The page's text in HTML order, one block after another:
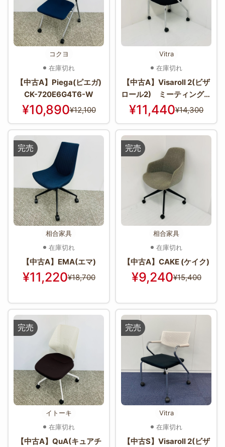
コクヨ
在庫切れ
【中古A】Piega(ピエガ)
CK-720E6G4T6-W
¥10,890¥12,100
Vitra
在庫切れ
【中古A】Visaroll 2(ビザ
ロール2) ミーティングチ
ェア / ブラック
¥11,440¥14,300
完売
相合家具
在庫切れ
【中古A】EMA(エマ)
¥11,220¥18,700
完売
相合家具
在庫切れ
【中古A】CAKE (ケイク)
¥9,240¥15,400
完売
イトーキ
在庫切れ
【中古A】QuA(キュアチ
完売
Vitra
在庫切れ
【中古S】Visaroll 2(ビザ